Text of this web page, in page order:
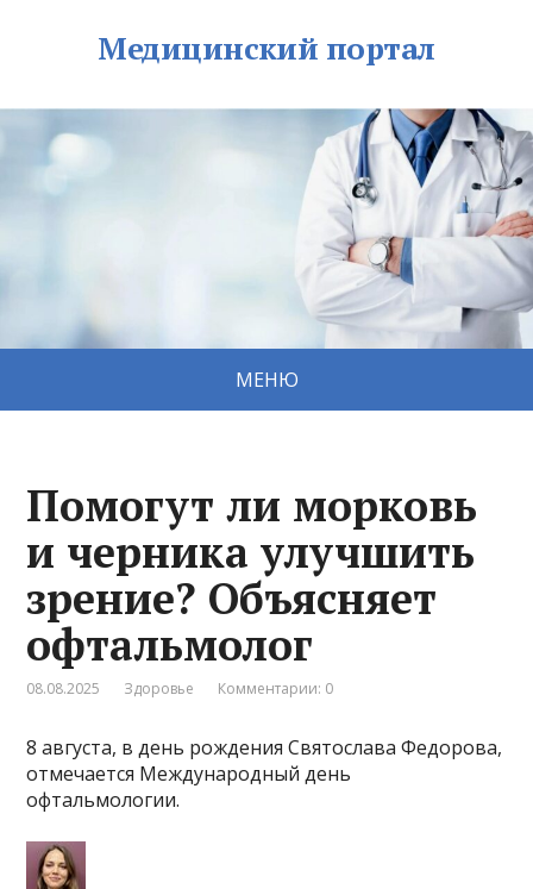
Медицинский портал
МЕНЮ
Помогут ли морковь
и черника улучшить
зрение? Объясняет
офтальмолог
08.08.2025 Здоровье Комментарии: 0
8 августа, в день рождения Святослава Федорова,
отмечается Международный день
офтальмологии.